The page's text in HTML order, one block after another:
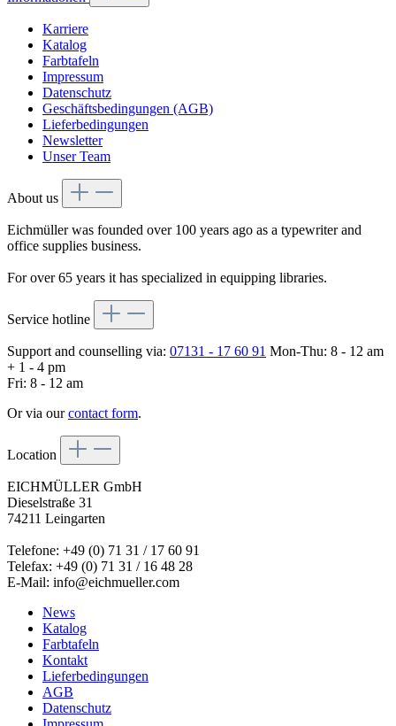
Karriere
Katalog
Farbtafeln
Impressum
Datenschutz
Geschäftsbedingungen (AGB)
Lieferbedingungen
Newsletter
Unser Team
About us
Eichmüller was founded over 100 years ago as a typewriter and
office supplies business.
For over 65 years it has specialized in equipping libraries.
Service hotline
Support and counselling via: 07131 - 17 60 91 Mon-Thu: 8 - 12 am
+ 1 - 4 pm
Fri: 8 - 12 am
Or via ourcontact form.
Location
EICHMÜLLER GmbH
Dieselstraße 31
74211 Leingarten
Telefone: +49 (0) 71 31 / 17 60 91
Telefax: +49 (0) 71 31 / 16 48 28
E-Mail: info@eichmueller.com
News
Katalog
Farbtafeln
Kontakt
Lieferbedingungen
AGB
Datenschutz